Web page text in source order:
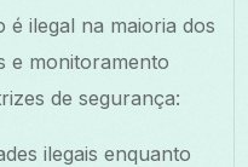
ilegal na maioria dos
e monitoramento
de segurança:
ilegais enquanto